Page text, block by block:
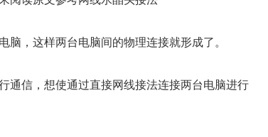
，这样两台电脑间的物理连接就形成了。
信，想使通过直接网线接法连接两台电脑进行